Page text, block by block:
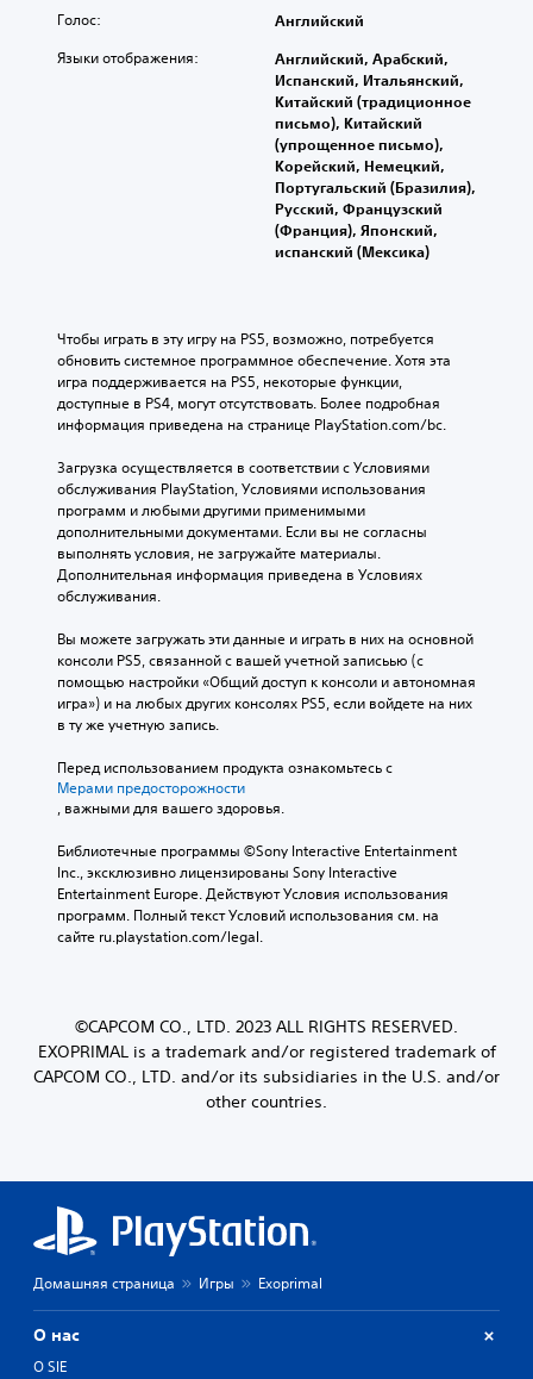
Голос: Английский
Языки отображения:
Английский, Арабский,
Испанский, Итальянский,
Китайский (традиционное
письмо), Китайский
(упрощенное письмо),
Корейский, Немецкий,
Португальский (Бразилия),
Русский, Французский
(Франция), Японский,
испанский (Мексика)
Чтобы играть в эту игру на PS5, возможно, потребуется
обновить системное программное обеспечение. Хотя эта
игра поддерживается на PS5, некоторые функции,
доступные в PS4, могут отсутствовать. Более подробная
информация приведена на странице PlayStation.com/bc.
Загрузка осуществляется в соответствии с Условиями
обслуживания PlayStation, Условиями использования
программ и любыми другими применимыми
дополнительными документами. Если вы не согласны
выполнять условия, не загружайте материалы.
Дополнительная информация приведена в Условиях
обслуживания.
Вы можете загружать эти данные и играть в них на основной
консоли PS5, связанной с вашей учетной записьью (с
помощью настройки «Общий доступ к консоли и автономная
игра») и на любых других консолях PS5, если войдете на них
в ту же учетную запись.
Перед использованием продукта ознакомьтесь с
Мерами предосторожности
, важными для вашего здоровья.
Библиотечные программы ©Sony Interactive Entertainment
Inc., эксклюзивно лицензированы Sony Interactive
Entertainment Europe. Действуют Условия использования
программ. Полный текст Условий использования см. на
сайте ru.playstation.com/legal.
©CAPCOM CO., LTD. 2023 ALL RIGHTS RESERVED.
EXOPRIMAL is a trademark and/or registered trademark of
CAPCOM CO., LTD. and/or its subsidiaries in the U.S. and/or
other countries.
Домашняя страница Игры Exoprimal
О нас
О SIE